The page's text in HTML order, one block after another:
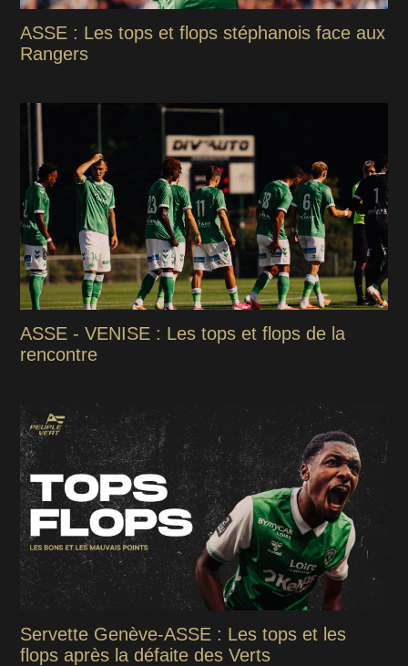
ASSE : Les tops et flops stéphanois face aux
Rangers
ASSE - VENISE : Les tops et flops de la
rencontre
Servette Genève-ASSE : Les tops et les
flops après la défaite des Verts